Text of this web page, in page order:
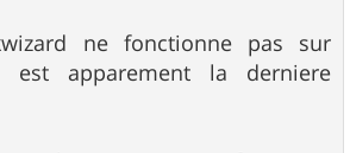
ne fonctionne pas sur
est apparement la derniere